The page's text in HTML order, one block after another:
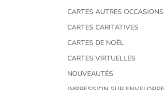
CARTES AUTRES OCCASIONS
CARTES CARITATIVES
CARTES DE NOËL
CARTES VIRTUELLES
NOUVEAUTÉS